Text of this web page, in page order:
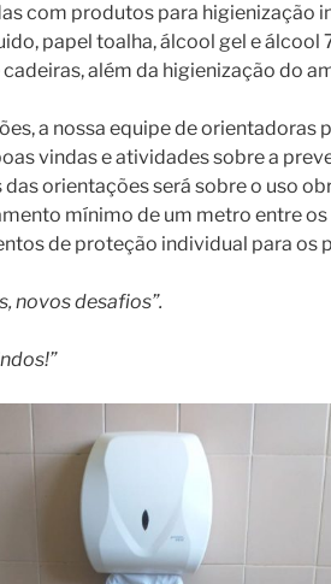
com produtos para higienização
papel toalha, álcool gel e álcool
além da higienização do
a nossa equipe de orientadoras
vindas e atividades sobre a
das orientações será sobre o uso
mínimo de um metro entre
de proteção individual para os
desafios”.